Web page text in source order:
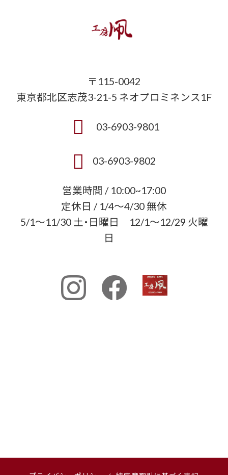
〒115-0042
東京都北区志茂3-21-5 ネオプロミネンス1F
03-6903-9801
03-6903-9802
営業時間 / 10:00~17:00
定休日 / 1/4〜4/30 無休
5/1〜11/30 土・日曜日 12/1〜12/29 火曜
日